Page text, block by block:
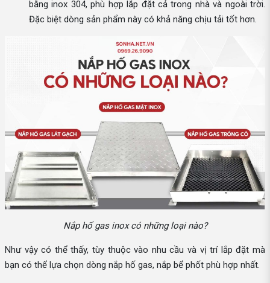
bằng inox 304, phù hợp lắp đặt cả trong nhà và ngoài trời.
Đặc biệt dòng sản phẩm này có khả năng chịu tải tốt hơn.
Nắp hố gas inox có những loại nào?
Như vậy có thể thấy, tùy thuộc vào nhu cầu và vị trí lắp đặt mà
bạn có thể lựa chọn dòng nắp hố gas, nắp bể phốt phù hợp nhất.